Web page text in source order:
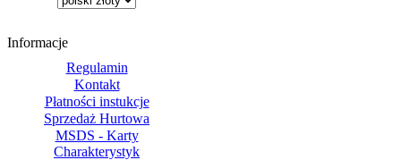
Informacje
Regulamin
Kontakt
Płatności instukcje
Sprzedaż Hurtowa
MSDS - Karty
Charakterystyk